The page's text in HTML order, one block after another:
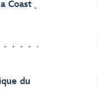
Coast
du